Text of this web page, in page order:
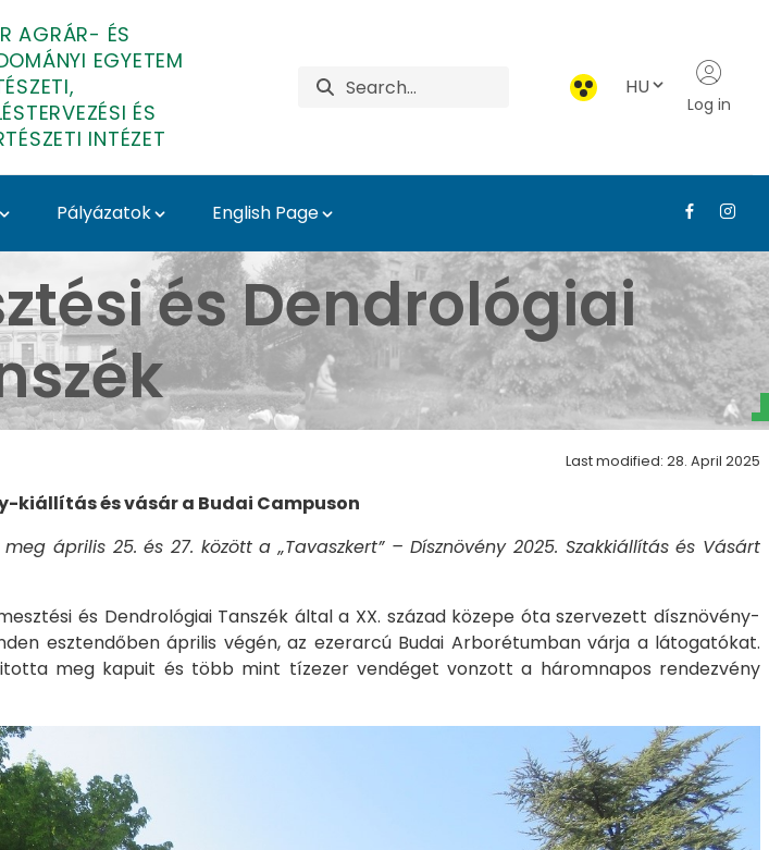
AGRÁR- ÉS
EGYETEM
ÉS
INTÉZET
HU
Log in
Pályázatok English Page
- Tavaszi dísznövény-kiállítás
és Dendrológiai
Last modified: 28. April 2025
kiállítás és vásár a Budai Campuson
április 25. és 27. között a „Tavaszkert” – Dísznövény 2025. Szakkiállítás és Vásárt
és Dendrológiai Tanszék által a XX. század közepe óta szervezett dísznövény-
esztendőben április végén, az ezerarcú Budai Arborétumban várja a látogatókat.
meg kapuit és több mint tízezer vendéget vonzott a háromnapos rendezvény